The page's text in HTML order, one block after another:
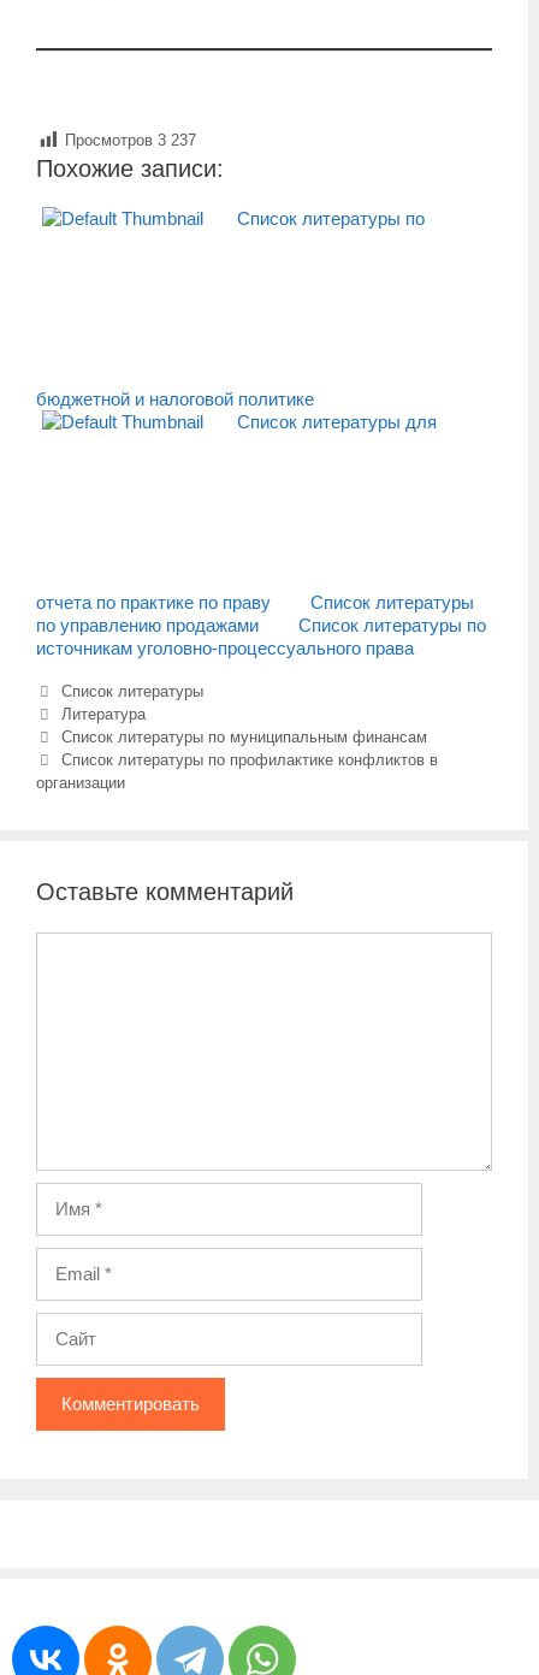
Просмотров 3 237
Похожие записи:
Список литературы по
бюджетной и налоговой политике
Список литературы для
отчета по практике по праву
Список литературы
по управлению продажами
Список литературы по
источникам уголовно-процессуального права
Рубрики
Список литературы
Метки
Литература
Навигация
записи
Список литературы по муниципальным финансам
Список литературы по профилактике конфликтов в
организации
Оставьте комментарий